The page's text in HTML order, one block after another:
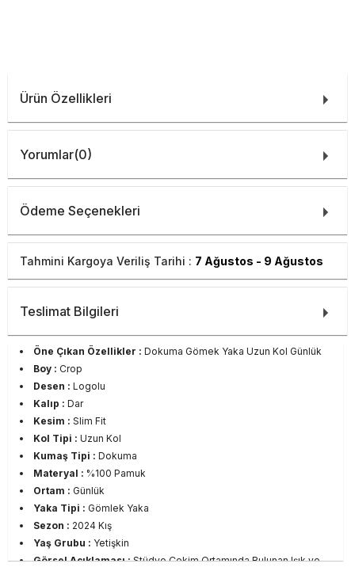
Ürün Özellikleri
Yorumlar(0)
Ödeme Seçenekleri
Tahmini Kargoya Veriliş Tarihi : 7 Ağustos - 9 Ağustos
Teslimat Bilgileri
Öne Çıkan Özellikler : Dokuma Gömek Yaka Uzun Kol Günlük
Boy : Crop
Desen : Logolu
Kalıp : Dar
Kesim : Slim Fit
Kol Tipi : Uzun Kol
Kumaş Tipi : Dokuma
Materyal : %100 Pamuk
Ortam : Günlük
Yaka Tipi : Gömlek Yaka
Sezon : 2024 Kış
Yaş Grubu : Yetişkin
Görsel Açıklaması :Stüdyo Çekim Ortamında Bulunan Işık ve